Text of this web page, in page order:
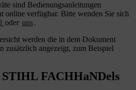
sind Bedienungsanleitungen
online verfügbar. Bitte wenden Sie sich
oder uns.
werden die in dem Dokument
zusätzlich angezeigt, zum Beispiel
STIHL FACHHaNDels